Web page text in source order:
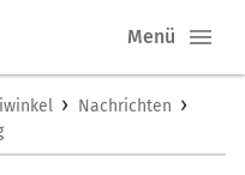
Menü
› Nachrichten ›